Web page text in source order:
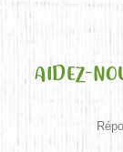
AIDEZ-